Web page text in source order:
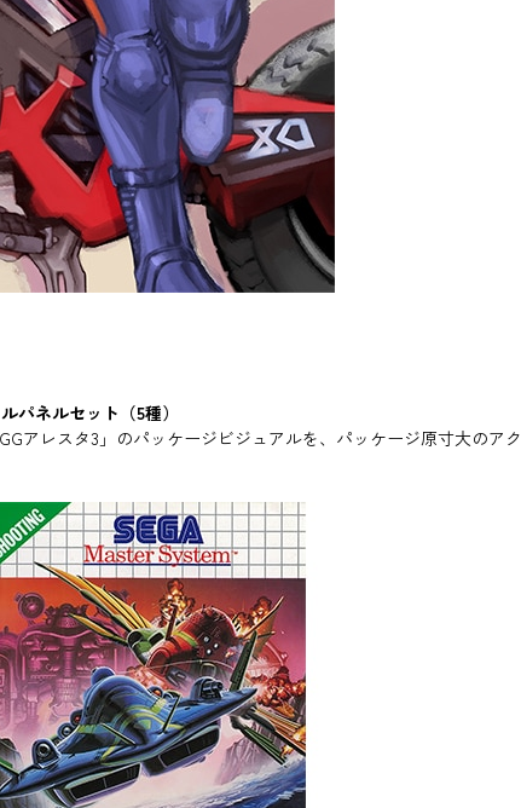
パネルセット（5種）
アレスタ3」のパッケージビジュアルを、パッケージ原寸大のア